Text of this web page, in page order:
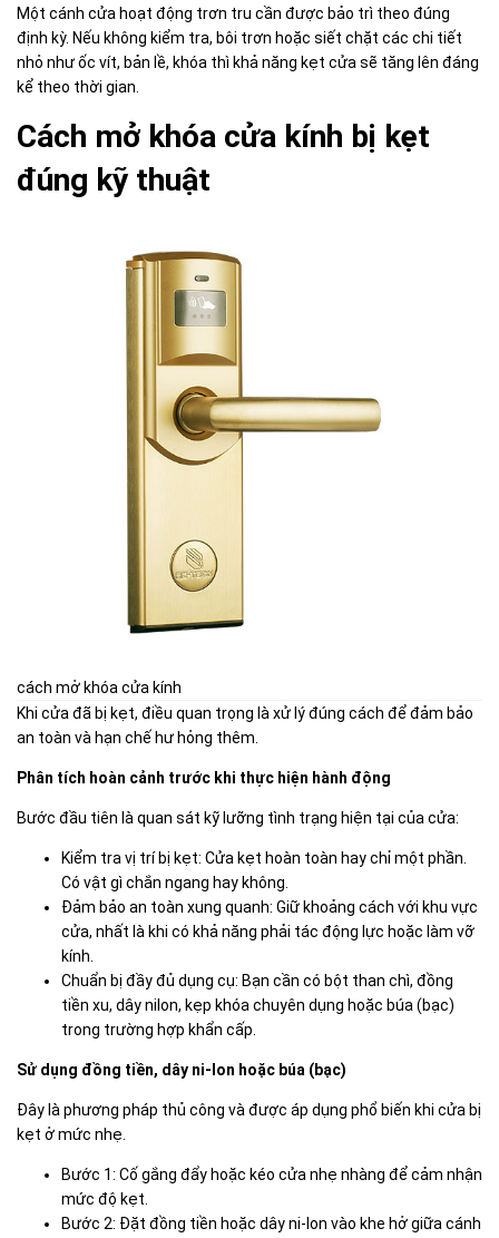
Một cánh cửa hoạt động trơn tru cần được bảo trì theo đúng
định kỳ. Nếu không kiểm tra, bôi trơn hoặc siết chặt các chi tiết
nhỏ như ốc vít, bản lề, khóa thì khả năng kẹt cửa sẽ tăng lên đáng
kể theo thời gian.
Cách mở khóa cửa kính bị kẹt
đúng kỹ thuật
cách mở khóa cửa kính
Khi cửa đã bị kẹt, điều quan trọng là xử lý đúng cách để đảm bảo
an toàn và hạn chế hư hỏng thêm.
Phân tích hoàn cảnh trước khi thực hiện hành động
Bước đầu tiên là quan sát kỹ lưỡng tình trạng hiện tại của cửa:
Kiểm tra vị trí bị kẹt: Cửa kẹt hoàn toàn hay chỉ một phần.
Có vật gì chắn ngang hay không.
Đảm bảo an toàn xung quanh: Giữ khoảng cách với khu vực
cửa, nhất là khi có khả năng phải tác động lực hoặc làm vỡ
kính.
Chuẩn bị đầy đủ dụng cụ: Bạn cần có bột than chì, đồng
tiền xu, dây nilon, kẹp khóa chuyên dụng hoặc búa (bạc)
trong trường hợp khẩn cấp.
Sử dụng đồng tiền, dây ni-lon hoặc búa (bạc)
Đây là phương pháp thủ công và được áp dụng phổ biến khi cửa bị
kẹt ở mức nhẹ.
Bước 1: Cố gắng đẩy hoặc kéo cửa nhẹ nhàng để cảm nhận
mức độ kẹt.
Bước 2: Đặt đồng tiền hoặc dây ni-lon vào khe hở giữa cánh